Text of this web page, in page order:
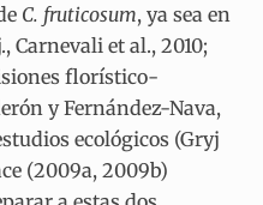
C. fruticosum, ya sea en
Carnevali et al., 2010;
florístico-
y Fernández-Nava,
ecológicos (Gryj
(2009a, 2009b)